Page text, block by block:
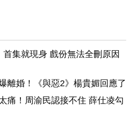
首集就現身 戲份無法全刪原因
離婚！《與惡2》楊貴媚回應了
痛！周渝民認接不住 薛仕凌勾